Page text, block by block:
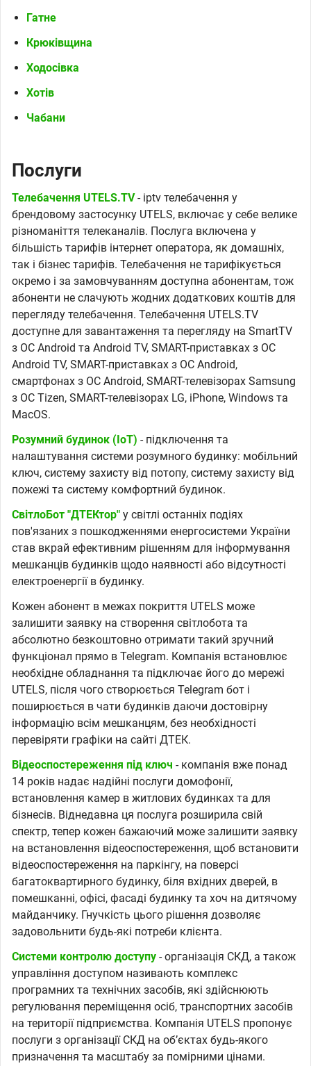
Гатне
Крюківщина
Ходосівка
Хотів
Чабани
Послуги
Телебачення UTELS.TV- iptv телебачення у
брендовому застосунку UTELS, включає у себе велике
різноманіття телеканалів. Послуга включена у
більшість тарифів інтернет оператора, як домашніх,
так і бізнес тарифів. Телебачення не тарифікується
окремо і за замовчуванням доступна абонентам, тож
абоненти не слачують жодних додаткових коштів для
перегляду телебачення. Телебачення UTELS.TV
доступне для завантаження та перегляду на SmartTV
з ОС Android та Android TV, SMART-приставках з ОС
Android TV, SMART-приставках з ОС Android,
смартфонах з ОС Android, SMART-телевізорах Samsung
з ОС Tizen, SMART-телевізорах LG, iPhone, Windows та
MacOS.
Розумний будинок (IoT) - підключення та
налаштування системи розумного будинку: мобільний
ключ, систему захисту від потопу, систему захисту від
пожежі та систему комфортний будинок.
СвітлоБот "ДТЕКтор" у світлі останніх подіях
пов'язаних з пошкодженнями енергосистеми України
став вкрай ефективним рішенням для інформування
мешканців будинків щодо наявності або відсутності
електроенергії в будинку.
Кожен абонент в межах покриття UTELS може
залишити заявку на створення світлобота та
абсолютно безкоштовно отримати такий зручний
функціонал прямо в Telegram. Компанія встановлює
необхідне обладнання та підключає його до мережі
UTELS, після чого створюється Telegram бот і
поширюється в чати будинків даючи достовірну
інформацію всім мешканцям, без необхідності
перевіряти графіки на сайті ДТЕК.
Відеоспостереження під ключ - компанія вже понад
14 років надає надійні послуги домофонії,
встановлення камер в житлових будинках та для
бізнесів. Віднедавна ця послуга розширила свій
спектр, тепер кожен бажаючий може залишити заявку
на встановлення відеоспостереження, щоб встановити
відеоспостереження на паркінгу, на поверсі
багатоквартирного будинку, біля вхідних дверей, в
помешканні, офісі, фасаді будинку та хоч на дитячому
майданчику. Гнучкість цього рішення дозволяє
задовольнити будь-які потреби клієнта.
Системи контролю доступу - організація СКД, а також
управління доступом називають комплекс
програмних та технічних засобів, які здійснюють
регулювання переміщення осіб, транспортних засобів
на території підприємства. Компанія UTELS пропонує
послуги з організації СКД на обʼєктах будь-якого
призначення та масштабу за помірними цінами.